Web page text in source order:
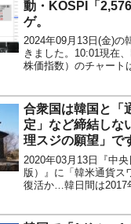
動・KOSPI「
ゲ。
2024年09月13日(金)の
きました。10:01現在
株価指数）のチャート
『Investing.com』よ
線を受けてのスタート
いな...
合衆国は韓国と「
定」など締結し
理スジの願望」で
2020年03月13日『中
版）』に「韓米通貨ス
復活か…韓日間は2017
いう記事が出ました。
トジャーナル(WSJ)は